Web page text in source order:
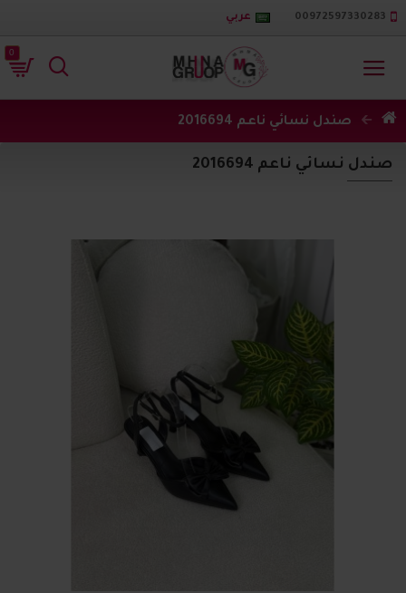
00972597330283 عربي
0
صندل نسائي ناعم 2016694
صندل نسائي ناعم 2016694